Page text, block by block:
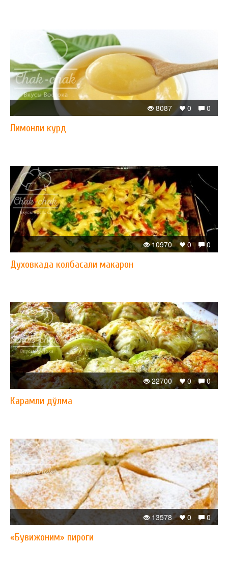
0
0
8087
Лимонли курд
0
0
10970
Духовкада колбасали макарон
0
0
22700
Карамли дўлма
0
0
13578
«Бувижоним» пироги